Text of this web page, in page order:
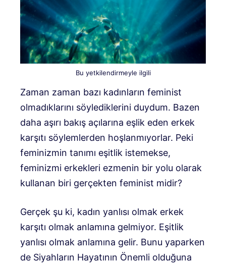
Bu yetkilendirmeyle ilgili
Zaman zaman bazı kadınların feminist
olmadıklarını söylediklerini duydum. Bazen
daha aşırı bakış açılarına eşlik eden erkek
karşıtı söylemlerden hoşlanmıyorlar. Peki
feminizmin tanımı eşitlik istemekse,
feminizmi erkekleri ezmenin bir yolu olarak
kullanan biri gerçekten feminist midir?
Gerçek şu ki, kadın yanlısı olmak erkek
karşıtı olmak anlamına gelmiyor. Eşitlik
yanlısı olmak anlamına gelir. Bunu yaparken
de Siyahların Hayatının Önemli olduğuna